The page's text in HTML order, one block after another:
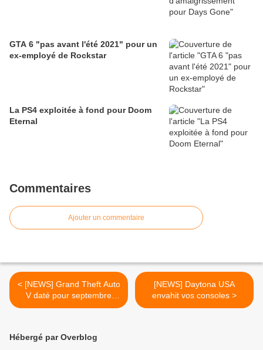
GTA 6 "pas avant l'été 2021" pour un
ex-employé de Rockstar
La PS4 exploitée à fond pour Doom
Eternal
Commentaires
Ajouter un commentaire
< [NEWS] Grand Theft Auto
V daté pour septembre
2012 chez Gamestop
[NEWS] Daytona USA
envahit vos consoles >
Hébergé par Overblog